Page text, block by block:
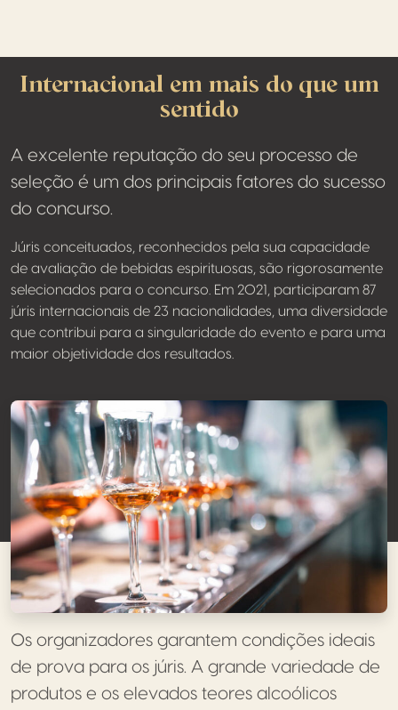
Internacional em mais do que um
sentido
A excelente reputação do seu processo de
seleção é um dos principais fatores do sucesso
do concurso.
Júris conceituados, reconhecidos pela sua capacidade
de avaliação de bebidas espirituosas, são rigorosamente
selecionados para o concurso. Em 2021, participaram 87
júris internacionais de 23 nacionalidades, uma diversidade
que contribui para a singularidade do evento e para uma
maior objetividade dos resultados.
Un processus d'évaluation rigoureux
Os organizadores garantem condições ideais
de prova para os júris. A grande variedade de
produtos e os elevados teores alcoólicos